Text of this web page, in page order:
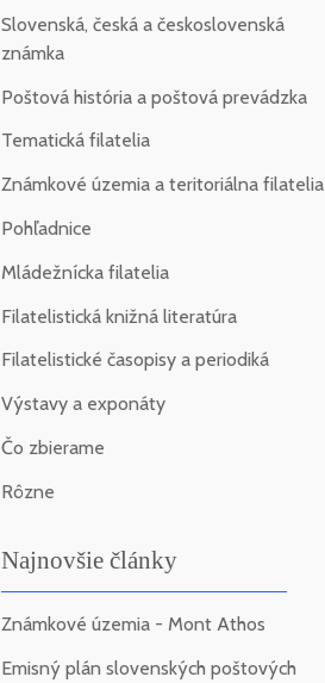
Slovenská, česká a československá
známka
Poštová história a poštová prevádzka
Tematická filatelia
Známkové územia a teritoriálna filatelia
Pohľadnice
Mládežnícka filatelia
Filatelistická knižná literatúra
Filatelistické časopisy a periodiká
Výstavy a exponáty
Čo zbierame
Rôzne
Najnovšie články
Známkové územia - Mont Athos
Emisný plán slovenských poštových